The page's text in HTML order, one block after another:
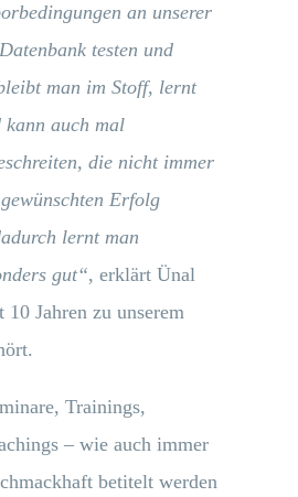
an unserer
testen und
man im Stoff, lernt
kann auch mal
die nicht immer
Erfolg
lernt man
gut“, erklärt Ünal
10 Jahren zu unserem
Trainings,
– wie auch immer
betitelt werden